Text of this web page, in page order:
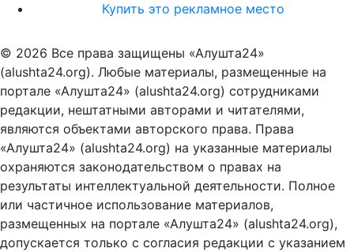
Купить это рекламное место
© 2026 Все права защищены «Алушта24»
(alushta24.org). Любые материалы, размещенные на
портале «Алушта24» (alushta24.org) сотрудниками
редакции, нештатными авторами и читателями,
являются объектами авторского права. Права
«Алушта24» (alushta24.org) на указанные материалы
охраняются законодательством о правах на
результаты интеллектуальной деятельности. Полное
или частичное использование материалов,
размещенных на портале «Алушта24» (alushta24.org),
допускается только с согласия редакции с указанием